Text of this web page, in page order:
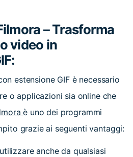
– Trasforma
video in
estensione GIF è necessario
o applicazioni sia online che
è uno dei programmi
grazie ai seguenti vantaggi:
anche da qualsiasi